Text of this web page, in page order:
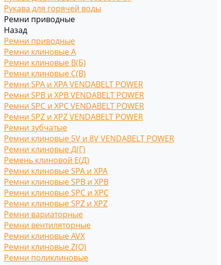
Рукава для горячей воды
Ремни приводные
Назад
Ремни приводные
Ремни клиновые A
Ремни клиновые В(Б)
Ремни клиновые С(B)
Ремни SPA и XPA VENDABELT POWER
Ремни SPB и XPB VENDABELT POWER
Ремни SPC и XPC VENDABELT POWER
Ремни SPZ и XPZ VENDABELT POWER
Ремни зубчатые
Ремни клиновые 5V и 8V VENDABELT POWER
Ремни клиновые Д(Г)
Ремень клиновой Е(Д)
Ремни клиновые SPA и XPA
Ремни клиновые SPB и XPB
Ремни клиновые SPC и XPC
Ремни клиновые SPZ и XPZ
Ремни вариаторные
Ремни вентиляторные
Ремни клиновые AVX
Ремни клиновые Z(O)
Ремни поликлиновые